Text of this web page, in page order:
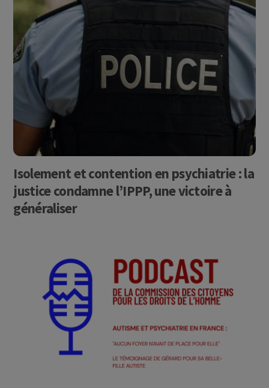
Isolement et contention en psychiatrie : la
justice condamne l’IPPP, une victoire à
généraliser